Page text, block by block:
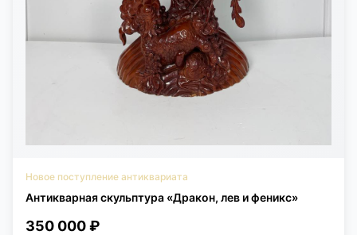
Новое поступление антиквариата
Антикварная скульптура «Дракон, лев и феникс»
350 000 ₽